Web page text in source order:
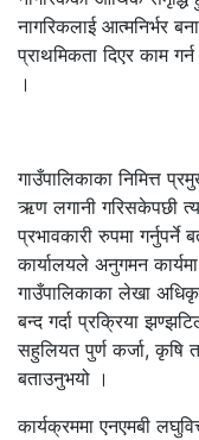
नागरिकलाई आत्मनिर्भर
प्राथमिकता दिएर काम
।
गाउँपालिकाका निमित्त
ऋण लगानी गरिसकेपछी
प्रभावकारी रुपमा
कार्यालयले अनुगमन कार्यमा
गाउँपालिकाका लेखा
बन्द गर्दा प्रक्रिया
सहुलियत पुर्ण कर्जा, कृषि
बताउनुभयो ।
कार्यक्रममा एनएमबी